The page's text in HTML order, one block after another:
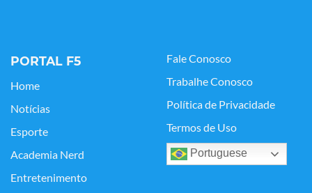
PORTAL F5
Home
Notícias
Esporte
Academia Nerd
Entretenimento
Fale Conosco
Trabalhe Conosco
Política de Privacidade
Termos de Uso
Portuguese